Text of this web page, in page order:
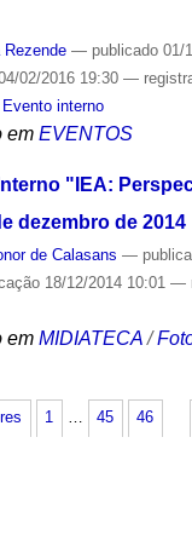
Rezende — publicado01/
02/2016 19:30 —
Evento interno
em EVENTOS
"IEA:
dezembro de 2014
de Calasans —
18/12/2014 10:01 —
em MIDIATECA /
1 … 45 46